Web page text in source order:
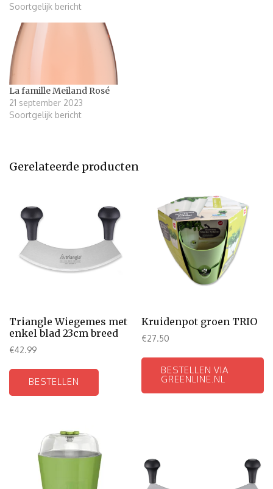
Soortgelijk bericht
La famille Meiland Rosé
21 september 2023
Soortgelijk bericht
Gerelateerde producten
Triangle Wiegemes met
enkel blad 23cm breed
€42.99
BESTELLEN
Kruidenpot groen TRIO
€27.50
BESTELLEN VIA
GREENLINE.NL